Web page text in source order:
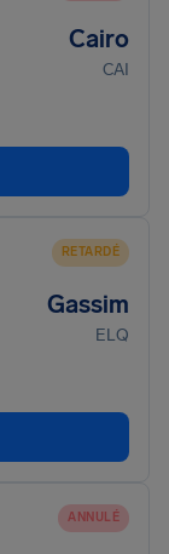
Cairo
CAI
RETARDÉ
Gassim
ELQ
ANNULÉ